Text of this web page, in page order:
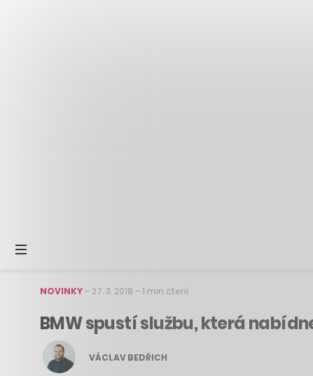
NOVINKY– 27. 3. 2018 –1 min čtení
BMW spustí službu, která
VÁCLAV BEDŘICH